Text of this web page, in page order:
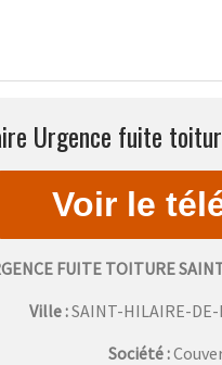
Urgence fuite
FUITE TOITURE
Ville :SAINT-HILAIRE-DE-
Société :